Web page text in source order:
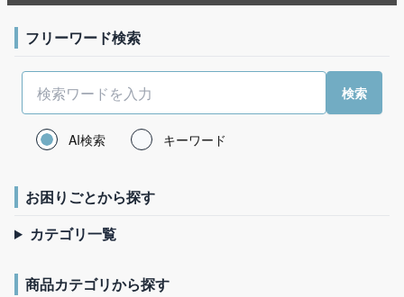
フリーワード検索
AI検索 キーワード
お困りごとから探す
カテゴリ一覧
商品カテゴリから探す